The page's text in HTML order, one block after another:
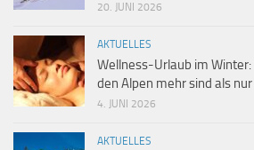
20. JUNI 2026
AKTUELLES
Wellness-Urlaub im
den Alpen mehr sind als
4. JUNI 2026
AKTUELLES